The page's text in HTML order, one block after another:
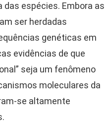
das espécies. Embora as
ser herdadas
genéticas em
evidências de que
seja um fenômeno
moleculares da
se altamente